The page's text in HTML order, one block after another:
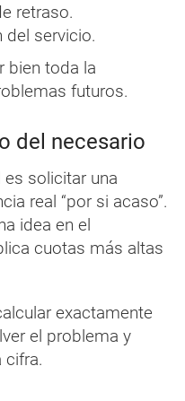
retraso.
del servicio.
bien toda la
futuros.
del necesario
solicitar una
real “por si acaso”.
idea en el
cuotas más altas
exactamente
el problema y
cifra.